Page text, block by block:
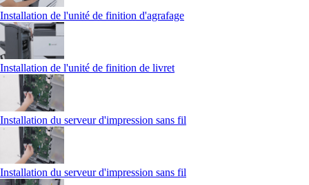
Installation de l'unité de finition d'agrafage
Installation de l'unité de finition de livret
Installation du serveur d'impression sans fil
Installation du serveur d'impression sans fil